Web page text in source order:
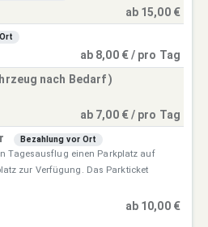
ab 15,00 €
ab 8,00 € / pro Tag
nach Bedarf )
ab 7,00 € / pro Tag
Bezahlung vor Ort
Tagesausflug einen Parkplatz auf
zur Verfügung. Das Parkticket
ab 10,00 €